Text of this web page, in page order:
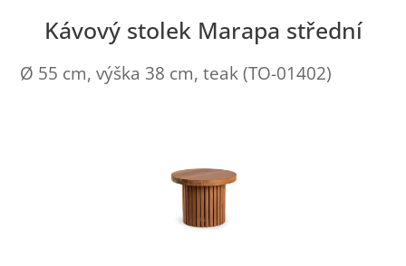
Kávový stolek Marapa střední
Ø 55 cm, výška 38 cm, teak (TO-01402)